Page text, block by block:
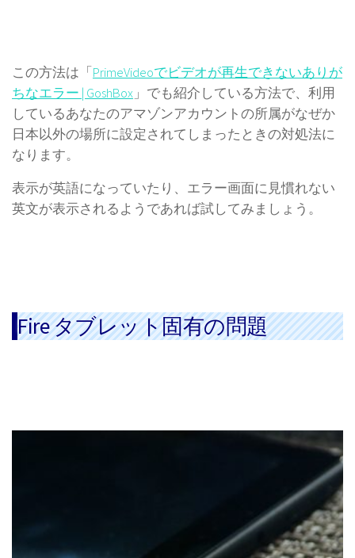
この方法は「PrimeVideoでビデオが再生できないありが
ちなエラー | GoshBox 」でも紹介している方法で、利用
しているあなたのアマゾンアカウントの所属がなぜか
日本以外の場所に設定されてしまったときの対処法に
なります。
表示が英語になっていたり、エラー画面に見慣れない
英文が表示されるようであれば試してみましょう。
Fire タブレット固有の問題